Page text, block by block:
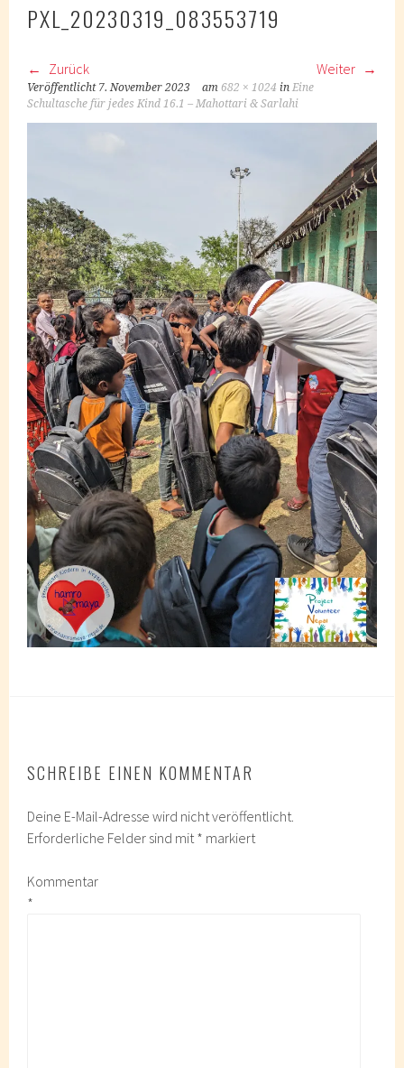
PXL_20230319_083553719
Zurück Weiter
Veröffentlicht 7. November 2023 am 682 × 1024 inEine
Schultasche für jedes Kind 16.1 – Mahottari & Sarlahi
SCHREIBE EINEN KOMMENTAR
Deine E-Mail-Adresse wird nicht veröffentlicht.
Erforderliche Felder sind mit* markiert
Kommentar
*